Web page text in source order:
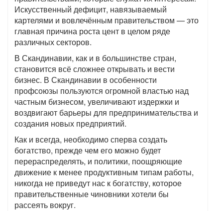
Искусственный дефицит, навязываемый
картелями и вовлечённым правительством — это
главная причина роста цент в целом ряде
различных секторов.
В Скандинавии, как и в большинстве стран,
становится всё сложнее открывать и вести
бизнес. В Скандинавии в особенности
профсоюзы пользуются огромной властью над
частным бизнесом, увеличивают издержки и
воздвигают барьеры для предпринимательства и
создания новых предприятий.
Как и всегда, необходимо сперва создать
богатство, прежде чем его можно будет
перераспределять, и политики, поощряющие
движение к менее продуктивным типам работы,
никогда не приведут нас к богатству, которое
правительственные чиновники хотели бы
рассеять вокруг.